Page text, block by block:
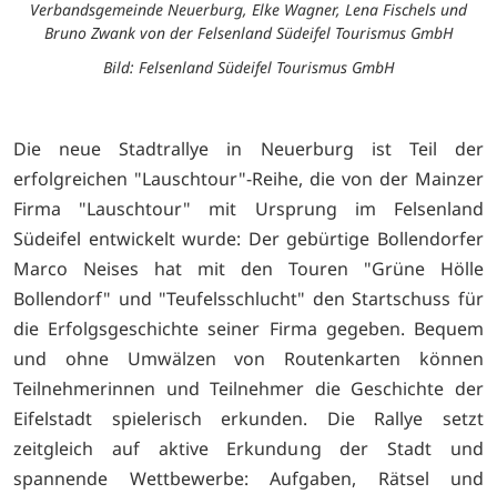
Verbandsgemeinde Neuerburg, Elke Wagner, Lena Fischels und
Bruno Zwank von der Felsenland Südeifel Tourismus GmbH
Bild: Felsenland Südeifel Tourismus GmbH
Die neue Stadtrallye in Neuerburg ist Teil der
erfolgreichen "Lauschtour"-Reihe, die von der Mainzer
Firma "Lauschtour" mit Ursprung im Felsenland
Südeifel entwickelt wurde: Der gebürtige Bollendorfer
Marco Neises hat mit den Touren "Grüne Hölle
Bollendorf" und "Teufelsschlucht" den Startschuss für
die Erfolgsgeschichte seiner Firma gegeben. Bequem
und ohne Umwälzen von Routenkarten können
Teilnehmerinnen und Teilnehmer die Geschichte der
Eifelstadt spielerisch erkunden. Die Rallye setzt
zeitgleich auf aktive Erkundung der Stadt und
spannende Wettbewerbe: Aufgaben, Rätsel und